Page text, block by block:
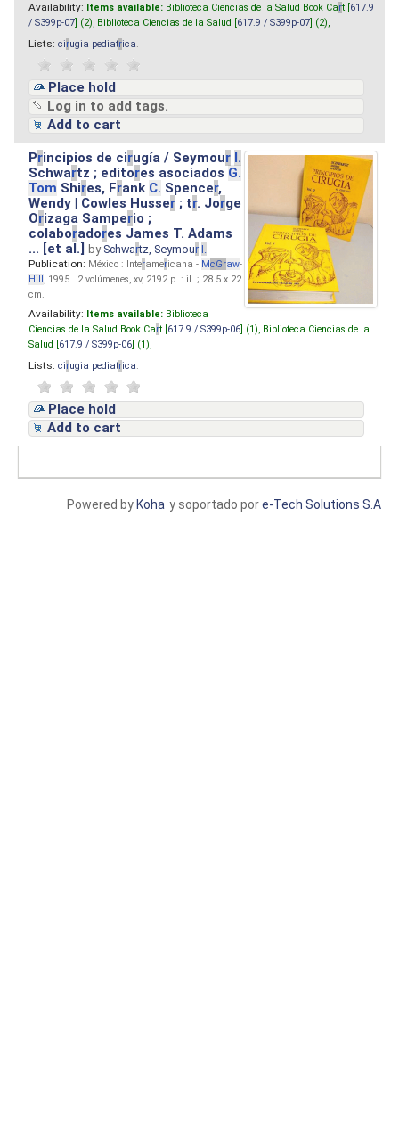
Availability: Items available: Biblioteca Ciencias de la Salud Book Cart [ 617.9
/ S399p-07 ] (2), Biblioteca Ciencias de la Salud [ 617.9 / S399p-07 ] (2),
Lists: cirugia pediatrica
Place hold
Log in to add tags.
Add to cart
Principios de cirugía / Seymour I.
Schwartz ; editores asociados G.
Tom Shires, Frank C. Spencer,
Wendy | Cowles Husser ; tr. Jorge
Orizaga Samperio ;
colaboradores James T. Adams
... [et al.]by Schwartz, Seymour I.
Publication: México : Interamericana - McGraw-
Hill, 1995 . 2 volúmenes, xv, 2192 p. : il. ; 28.5 x 22
cm.
Availability: Items available: Biblioteca
Ciencias de la Salud Book Cart [ 617.9 / S399p-06 ] (1), Biblioteca Ciencias de la
Salud [ 617.9 / S399p-06 ] (1),
Lists: cirugia pediatrica
Place hold
Add to cart
y soportado pore-Tech Solutions S.A
Powered by Koha